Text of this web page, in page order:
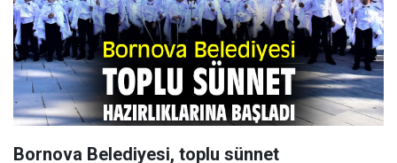
Bornova Belediyesi, toplu sünnet